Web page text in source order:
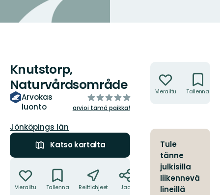
Knutstorp,
Naturvårdsområde
Arvokas
luonto
/5
tähteä
arvioi tämä paikka!
Kunta:
Jönköpings län
Katso kartalta
Vierailtu Tallenna Reittiohjeet Jaa
Vierailtu Tallenna
Tule
tänne
julkisilla
liikennevä
lineillä